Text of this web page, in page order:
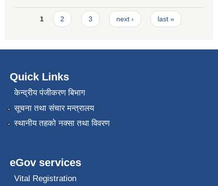
Pages
1 2 3 next › last »
Quick Links
केन्द्रीय पंजीकरण बिभाग
सूचना तथा संचार मन्त्रालय
स्थानीय तहको नक्सा तथा विवरण
eGov services
Vital Registration